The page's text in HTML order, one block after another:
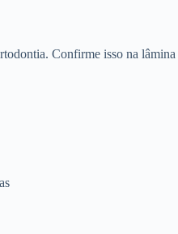
Confirme isso na